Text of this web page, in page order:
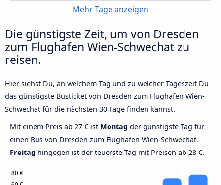
Mehr Tage anzeigen
Die günstigste Zeit, um von Dresden
zum Flughafen Wien-Schwechat zu
reisen.
Hier siehst Du, an welchem Tag und zu welcher Tageszeit Du
das günstigste Busticket von Dresden zum Flughafen Wien-
Schwechat für die nächsten 30 Tage finden kannst.
Mit einem Preis ab 27 € ist Montag der günstigste Tag für
einen Bus von Dresden zum Flughafen Wien-Schwechat.
Freitag hingegen ist der teuerste Tag mit Preisen ab 28 €.